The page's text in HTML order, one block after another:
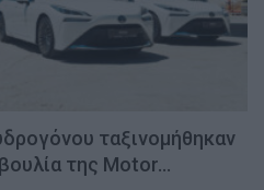
ταξινομήθηκαν
της Motor…